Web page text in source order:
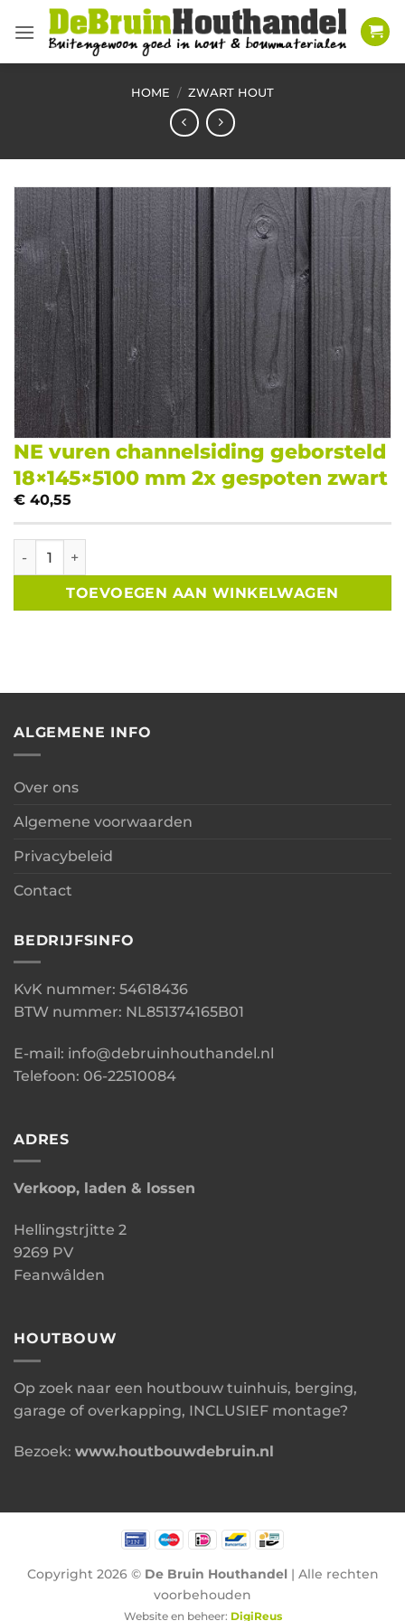
naar
HOME / ZWART HOUT
NE vuren channelsiding geborsteld
18×145×5100 mm 2x gespoten zwart
€ 40,55
NE vuren channelsiding geborsteld 18×145x5100 mm 2x
TOEVOEGEN AAN WINKELWAGEN
ALGEMENE INFO
Over ons
Algemene voorwaarden
Privacybeleid
Contact
BEDRIJFSINFO
KvK nummer: 54618436
BTW nummer: NL851374165B01
E-mail: info@debruinhouthandel.nl
Telefoon: 06-22510084
ADRES
Verkoop, laden & lossen
Hellingstrjitte 2
9269 PV
Feanwâlden
HOUTBOUW
Op zoek naar een houtbouw tuinhuis, berging,
garage of overkapping, INCLUSIEF montage?
Bezoek: www.houtbouwdebruin.nl
Copyright 2026 © De Bruin Houthandel | Alle rechten
voorbehouden
Website en beheer: DigiReus